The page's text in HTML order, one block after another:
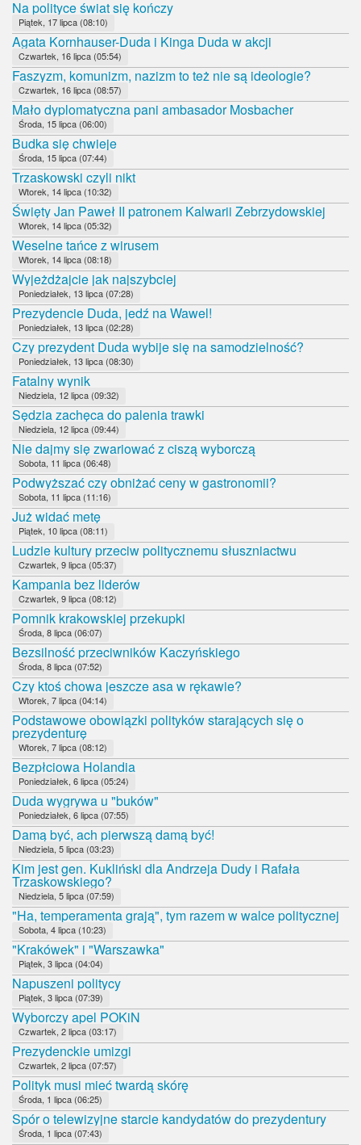
Na polityce świat się kończy
Piątek, 17 lipca (08:10)
Agata Kornhauser-Duda i Kinga Duda w akcji
Czwartek, 16 lipca (05:54)
Faszyzm, komunizm, nazizm to też nie są ideologie?
Czwartek, 16 lipca (08:57)
Mało dyplomatyczna pani ambasador Mosbacher
Środa, 15 lipca (06:00)
Budka się chwieje
Środa, 15 lipca (07:44)
Trzaskowski czyli nikt
Wtorek, 14 lipca (10:32)
Święty Jan Paweł II patronem Kalwarii Zebrzydowskiej
Wtorek, 14 lipca (05:32)
Weselne tańce z wirusem
Wtorek, 14 lipca (08:18)
Wyjeżdżajcie jak najszybciej
Poniedziałek, 13 lipca (07:28)
Prezydencie Duda, jedź na Wawel!
Poniedziałek, 13 lipca (02:28)
Czy prezydent Duda wybije się na samodzielność?
Poniedziałek, 13 lipca (08:30)
Fatalny wynik
Niedziela, 12 lipca (09:32)
Sędzia zachęca do palenia trawki
Niedziela, 12 lipca (09:44)
Nie dajmy się zwariować z ciszą wyborczą
Sobota, 11 lipca (06:48)
Podwyższać czy obniżać ceny w gastronomii?
Sobota, 11 lipca (11:16)
Już widać metę
Piątek, 10 lipca (08:11)
Ludzie kultury przeciw politycznemu słuszniactwu
Czwartek, 9 lipca (05:37)
Kampania bez liderów
Czwartek, 9 lipca (08:12)
Pomnik krakowskiej przekupki
Środa, 8 lipca (06:07)
Bezsilność przeciwników Kaczyńskiego
Środa, 8 lipca (07:52)
Czy ktoś chowa jeszcze asa w rękawie?
Wtorek, 7 lipca (04:14)
Podstawowe obowiązki polityków starających się o
prezydenturę
Wtorek, 7 lipca (08:12)
Bezpłciowa Holandia
Poniedziałek, 6 lipca (05:24)
Duda wygrywa u "buków"
Poniedziałek, 6 lipca (07:55)
Damą być, ach pierwszą damą być!
Niedziela, 5 lipca (03:23)
Kim jest gen. Kukliński dla Andrzeja Dudy i Rafała
Trzaskowskiego?
Niedziela, 5 lipca (07:59)
"Ha, temperamenta grają", tym razem w walce politycznej
Sobota, 4 lipca (10:23)
"Krakówek" i "Warszawka"
Piątek, 3 lipca (04:04)
Napuszeni politycy
Piątek, 3 lipca (07:39)
Wyborczy apel POKiN
Czwartek, 2 lipca (03:17)
Prezydenckie umizgi
Czwartek, 2 lipca (07:57)
Polityk musi mieć twardą skórę
Środa, 1 lipca (06:25)
Spór o telewizyjne starcie kandydatów do prezydentury
Środa, 1 lipca (07:43)